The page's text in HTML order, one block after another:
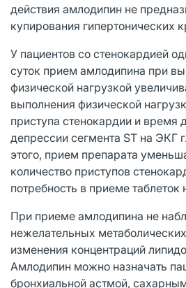
действия амлодипин не
купирования гипертонических
У пациентов со стенокардией
суток прием амлодипина при
физической нагрузкой
выполнения физической
приступа стенокардии и время
депрессии сегмента ST на ЭКГ
этого, прием препарата
количество приступов
потребность в приеме таблеток
При приеме амлодипина не
нежелательных
изменения концентраций
Амлодипин можно назначать
бронхиальной астмой,